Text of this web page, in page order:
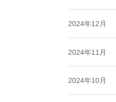
2024年12月
2024年11月
2024年10月